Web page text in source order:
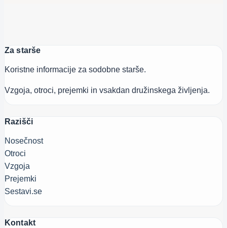
Za starše
Koristne informacije za sodobne starše.
Vzgoja, otroci, prejemki in vsakdan družinskega življenja.
Razišči
Nosečnost
Otroci
Vzgoja
Prejemki
Sestavi.se
Kontakt